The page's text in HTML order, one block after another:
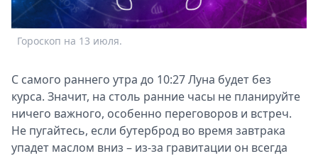
Спецпроекты
Звезды
Выборы
Скачай
Metro
Гороскоп на 13 июля.
С самого раннего утра до 10:27 Луна будет без
курса. Значит, на столь ранние часы не планируйте
ничего важного, особенно переговоров и встреч.
Не пугайтесь, если бутерброд во время завтрака
упадет маслом вниз – из-за гравитации он всегда